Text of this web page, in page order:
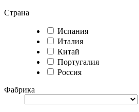
Страна
Испания
Италия
Китай
Португалия
Россия
Фабрика